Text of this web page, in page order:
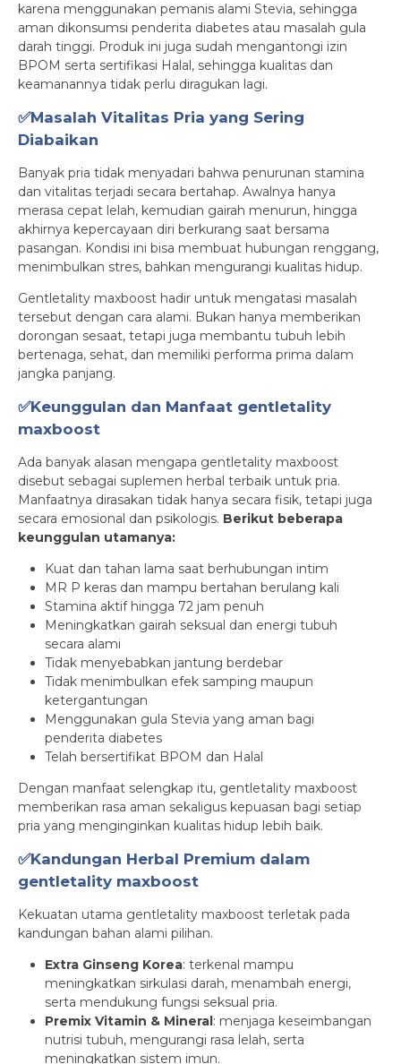
karena menggunakan pemanis alami Stevia, sehingga
aman dikonsumsi penderita diabetes atau masalah gula
darah tinggi. Produk ini juga sudah mengantongi izin
BPOM serta sertifikasi Halal, sehingga kualitas dan
keamanannya tidak perlu diragukan lagi.
✅Masalah Vitalitas Pria yang Sering
Diabaikan
Banyak pria tidak menyadari bahwa penurunan stamina
dan vitalitas terjadi secara bertahap. Awalnya hanya
merasa cepat lelah, kemudian gairah menurun, hingga
akhirnya kepercayaan diri berkurang saat bersama
pasangan. Kondisi ini bisa membuat hubungan renggang,
menimbulkan stres, bahkan mengurangi kualitas hidup.
Gentletality maxboost hadir untuk mengatasi masalah
tersebut dengan cara alami. Bukan hanya memberikan
dorongan sesaat, tetapi juga membantu tubuh lebih
bertenaga, sehat, dan memiliki performa prima dalam
jangka panjang.
✅Keunggulan dan Manfaat gentletality
maxboost
Ada banyak alasan mengapa gentletality maxboost
disebut sebagai suplemen herbal terbaik untuk pria.
Manfaatnya dirasakan tidak hanya secara fisik, tetapi juga
secara emosional dan psikologis. Berikut beberapa
keunggulan utamanya:
Kuat dan tahan lama saat berhubungan intim
MR P keras dan mampu bertahan berulang kali
Stamina aktif hingga 72 jam penuh
Meningkatkan gairah seksual dan energi tubuh
secara alami
Tidak menyebabkan jantung berdebar
Tidak menimbulkan efek samping maupun
ketergantungan
Menggunakan gula Stevia yang aman bagi
penderita diabetes
Telah bersertifikat BPOM dan Halal
Dengan manfaat selengkap itu, gentletality maxboost
memberikan rasa aman sekaligus kepuasan bagi setiap
pria yang menginginkan kualitas hidup lebih baik.
✅Kandungan Herbal Premium dalam
gentletality maxboost
Kekuatan utama gentletality maxboost terletak pada
kandungan bahan alami pilihan.
Extra Ginseng Korea: terkenal mampu
meningkatkan sirkulasi darah, menambah energi,
serta mendukung fungsi seksual pria.
Premix Vitamin & Mineral: menjaga keseimbangan
nutrisi tubuh, mengurangi rasa lelah, serta
meningkatkan sistem imun.